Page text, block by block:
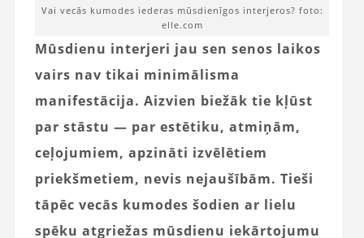
Vai vecās kumodes iederas mūsdienīgos interjeros? foto:
elle.com
Mūsdienu interjeri jau sen senos laikos
vairs nav tikai minimālisma
manifestācija. Aizvien biežāk tie kļūst
par stāstu — par estētiku, atmiņām,
ceļojumiem, apzināti izvēlētiem
priekšmetiem, nevis nejaušībām. Tieši
tāpēc vecās kumodes šodien ar lielu
spēku atgriežas mūsdienu iekārtojumu